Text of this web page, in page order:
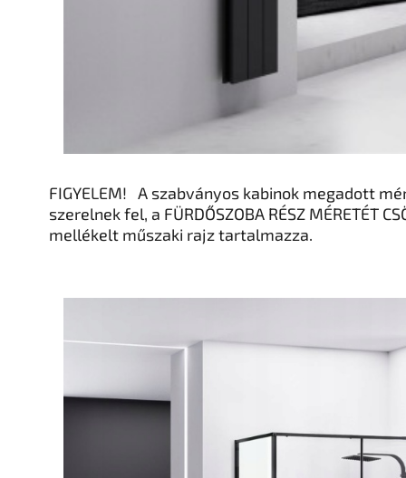
FIGYELEM! A szabványos kabinok megadott
szerelnek fel, a FÜRDŐSZOBA RÉSZ MÉRETÉT
mellékelt műszaki rajz tartalmazza.